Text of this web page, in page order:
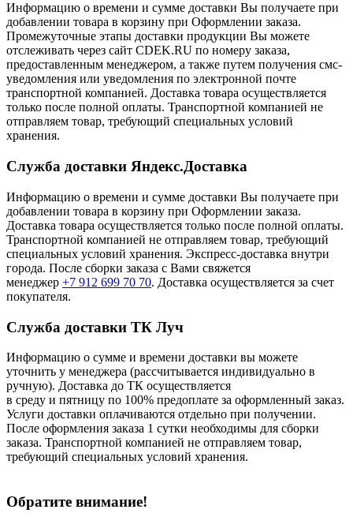
Информацию о времени и сумме доставки Вы получаете при
добавлении товара в корзину при Оформлении заказа.
Промежуточные этапы доставки продукции Вы можете
отслеживать через сайт CDEK.RU по номеру заказа,
предоставленным менеджером, а также путем получения смс-
уведомления или уведомления по электронной почте
транспортной компанией. Доставка товара осуществляется
только после полной оплаты. Транспортной компанией не
отправляем товар, требующий специальных условий
хранения.
Служба доставки Яндекс.Доставка
Информацию о времени и сумме доставки Вы получаете при
добавлении товара в корзину при Оформлении заказа.
Доставка товара осуществляется только после полной оплаты.
Транспортной компанией не отправляем товар, требующий
специальных условий хранения. Экспресс-доставка внутри
города. После сборки заказа с Вами свяжется
менеджер +7 912 699 70 70. Доставка осуществляется за счет
покупателя.
Служба доставки ТК Луч
Информацию о сумме и времени доставки вы можете
уточнить у менеджера (рассчитывается индивидуально в
ручную). Доставка до ТК осуществляется
в среду и пятницу по 100% предоплате за оформленный заказ.
Услуги доставки оплачиваются отдельно при получении.
После оформления заказа 1 сутки необходимы для сборки
заказа. Транспортной компанией не отправляем товар,
требующий специальных условий хранения.
Обратите внимание!